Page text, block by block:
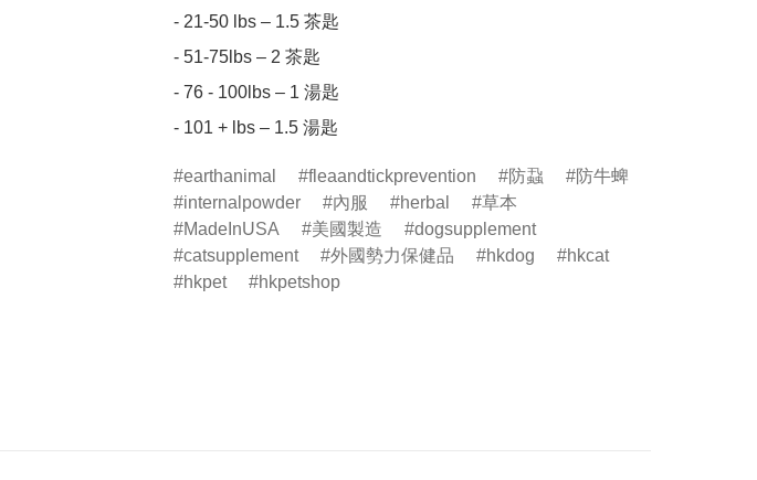
- 21-50 lbs – 1.5 茶匙
- 51-75lbs – 2 茶匙
- 76 - 100lbs – 1 湯匙
earthanimal fleaandtickprevention 防蝨
防牛蜱
internalpowder
內服 herbal
草本
MadeInUSA
美國製造
dogsupplement
catsupplement
外國勢力保健品 hkdog
hkcat
hkpet
hkpetshop